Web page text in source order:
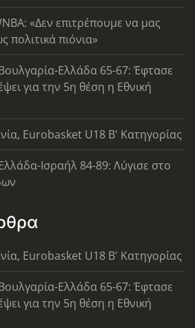
«Δεν επιτρέπουμε να μας
πολιτικά πιόνια»
Ελλάδα 65-67: Έφτασε
για την 5η θέση η Εθνική
Eurobasket U18 Β' Κατηγορίας
Ισραήλ 84-89: Λύγισε στο
Eurobasket U18 Β' Κατηγορίας
Ελλάδα 65-67: Έφτασε
για την 5η θέση η Εθνική